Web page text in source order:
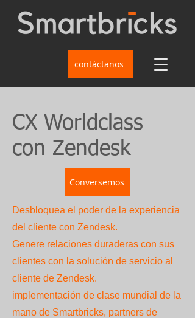
contáctanos
CX Worldclass
con Zendesk
Conversemos
Desbloquea el poder de la experiencia
del cliente con Zendesk.
Genere relaciones duraderas con sus
clientes con la solución de servicio al
cliente de Zendesk.
implementación de clase mundial de la
mano de Smartbricks, partners de